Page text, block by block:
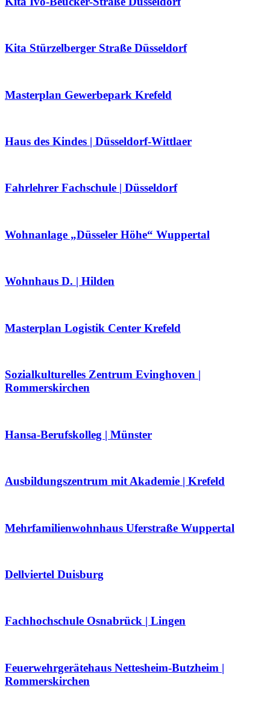
Kita Stürzelberger Straße Düsseldorf
Masterplan Gewerbepark Krefeld
Haus des Kindes | Düsseldorf-Wittlaer
Fahrlehrer Fachschule | Düsseldorf
Wohnanlage „Düsseler Höhe“ Wuppertal
Wohnhaus D. | Hilden
Masterplan Logistik Center Krefeld
Sozialkulturelles Zentrum Evinghoven |
Rommerskirchen
Hansa-Berufskolleg | Münster
Ausbildungszentrum mit Akademie | Krefeld
Mehrfamilienwohnhaus Uferstraße Wuppertal
Dellviertel Duisburg
Fachhochschule Osnabrück | Lingen
Feuerwehrgerätehaus Nettesheim-Butzheim |
Rommerskirchen